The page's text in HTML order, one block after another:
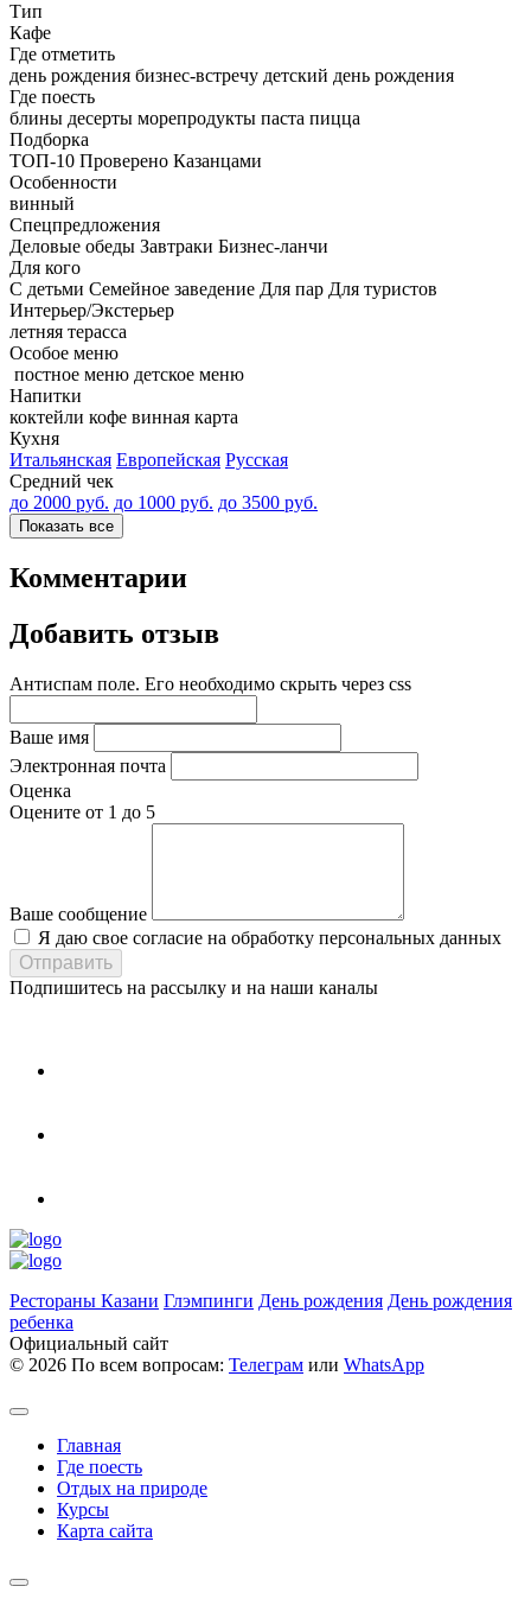
Тип
Кафе
Где отметить
день рождения бизнес-встречу детский день рождения
Где поесть
блины десерты морепродукты паста пицца
Подборка
ТОП-10 Проверено Казанцами
Особенности
винный
Спецпредложения
Деловые обеды Завтраки Бизнес-ланчи
Для кого
С детьми Семейное заведение Для пар Для туристов
Интерьер/Экстерьер
летняя терасса
Особое меню
постное меню детское меню
Напитки
коктейли кофе винная карта
Кухня
Итальянская Европейская Русская
Средний чек
до 2000 руб. до 1000 руб. до 3500 руб.
Показать все
Комментарии
Добавить отзыв
Антиспам поле. Его необходимо скрыть через css
Ваше имя
Электронная почта
Оценка
Оцените от 1 до 5
Ваше сообщение
Я даю свое согласие на обработку персональных данных
Подпишитесь на рассылку и на наши каналы
Рестораны Казани Глэмпинги День рождения День рождения
ребенка
Официальный сайт
© 2026 По всем вопросам: Телеграм или WhatsApp
Главная
Где поесть
Отдых на природе
Курсы
Карта сайта